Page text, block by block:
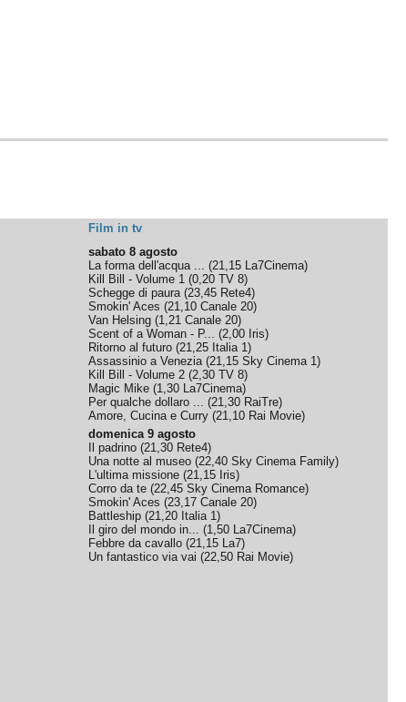
Film in tv
sabato 8 agosto
La forma dell'acqua ... (21,15 La7Cinema)
Kill Bill - Volume 1 (0,20 TV 8)
Schegge di paura(23,45 Rete4)
Smokin' Aces (21,10 Canale 20)
Van Helsing (1,21 Canale 20)
Scent of a Woman - P... (2,00 Iris)
Ritorno al futuro (21,25 Italia 1)
Assassinio a Venezia(21,15 Sky Cinema 1)
Kill Bill - Volume 2 (2,30 TV 8)
Magic Mike (1,30 La7Cinema)
Per qualche dollaro ... (21,30 RaiTre)
Amore, Cucina e Curry (21,10 Rai Movie)
domenica 9 agosto
Il padrino (21,30 Rete4)
Una notte al museo (22,40 Sky Cinema Family)
L'ultima missione (21,15 Iris)
Corro da te (22,45 Sky Cinema Romance)
Smokin' Aces (23,17 Canale 20)
Battleship (21,20 Italia 1)
Il giro del mondo in... (1,50 La7Cinema)
Febbre da cavallo (21,15 La7)
Un fantastico via vai (22,50 Rai Movie)